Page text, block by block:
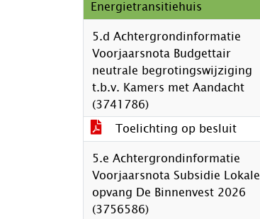
Energietransitiehuis
5.d Achtergrondinformatie
Voorjaarsnota Budgettair
neutrale begrotingswijziging
t.b.v. Kamers met Aandacht
(3741786)
Toelichting op besluit
5.e Achtergrondinformatie
Voorjaarsnota Subsidie Lokale
opvang De Binnenvest 2026
(3756586)